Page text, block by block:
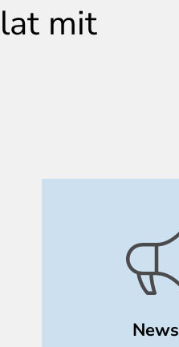
mit
News